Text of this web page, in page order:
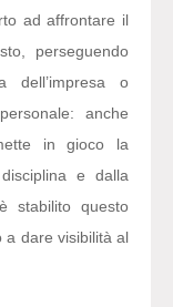
ad affrontare il
perseguendo
dell’impresa o
anche
in gioco la
e dalla
stabilito questo
a dare visibilità al